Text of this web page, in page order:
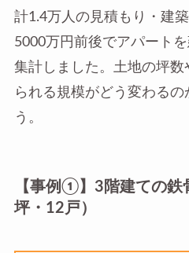
計1.4万人の見積もり・建
5000万円前後でアパート
集計しました。土地の坪数
られる規模がどう変わるの
う。
【事例①】3階建ての鉄
坪・12戸）